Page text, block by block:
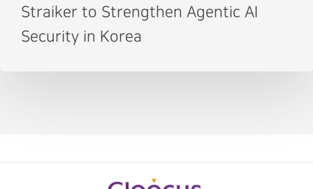
Straiker to Strengthen Agentic AI
Security in Korea